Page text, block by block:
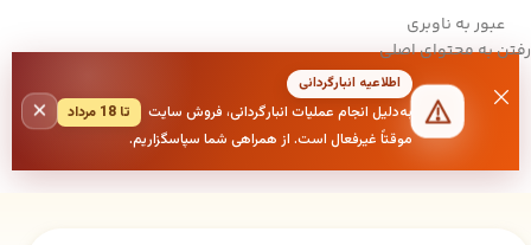
عبور به ناوبری
رفتن به محتوای اصلی
اطلاعیه انبارگردانی
به‌دلیل انجام عملیات انبارگردانی، فروش سایت
تا 18 مرداد
موقتاً غیرفعال است. از همراهی شما سپاسگزاریم.
×